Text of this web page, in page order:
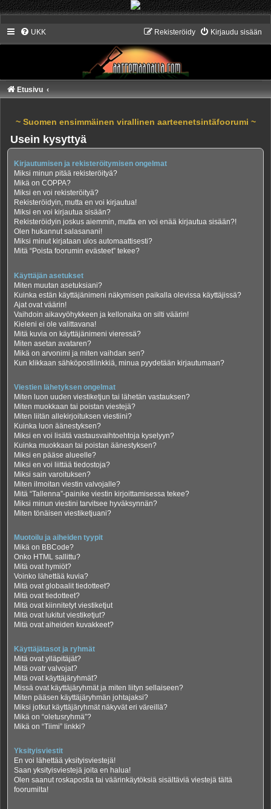
UKK Kirjaudu sisään
Rekisteröidy
Etusivu
~ Suomen ensimmäinen virallinen aarteenetsintäfoorumi ~
Usein kysyttyä
Kirjautumisen ja rekisteröitymisen ongelmat
Miksi minun pitää rekisteröityä?
Mikä on COPPA?
Miksi en voi rekisteröityä?
Rekisteröidyin, mutta en voi kirjautua!
Miksi en voi kirjautua sisään?
Rekisteröidyin joskus aiemmin, mutta en voi enää kirjautua sisään?!
Olen hukannut salasanani!
Miksi minut kirjataan ulos automaattisesti?
Mitä “Poista foorumin evästeet” tekee?
Käyttäjän asetukset
Miten muutan asetuksiani?
Kuinka estän käyttäjänimeni näkymisen paikalla olevissa käyttäjissä?
Ajat ovat väärin!
Vaihdoin aikavyöhykkeen ja kellonaika on silti väärin!
Kieleni ei ole valittavana!
Mitä kuvia on käyttäjänimeni vieressä?
Miten asetan avataren?
Mikä on arvonimi ja miten vaihdan sen?
Kun klikkaan sähköpostilinkkiä, minua pyydetään kirjautumaan?
Viestien lähetyksen ongelmat
Miten luon uuden viestiketjun tai lähetän vastauksen?
Miten muokkaan tai poistan viestejä?
Miten liitän allekirjoituksen viestiini?
Kuinka luon äänestyksen?
Miksi en voi lisätä vastausvaihtoehtoja kyselyyn?
Kuinka muokkaan tai poistan äänestyksen?
Miksi en pääse alueelle?
Miksi en voi liittää tiedostoja?
Miksi sain varoituksen?
Miten ilmoitan viestin valvojalle?
Mitä “Tallenna”-painike viestin kirjoittamisessa tekee?
Miksi minun viestini tarvitsee hyväksynnän?
Miten tönäisen viestiketjuani?
Muotoilu ja aiheiden tyypit
Mikä on BBCode?
Onko HTML sallittu?
Mitä ovat hymiöt?
Voinko lähettää kuvia?
Mitä ovat globaalit tiedotteet?
Mitä ovat tiedotteet?
Mitä ovat kiinnitetyt viestiketjut
Mitä ovat lukitut viestiketjut?
Mitä ovat aiheiden kuvakkeet?
Käyttäjätasot ja ryhmät
Mitä ovat ylläpitäjät?
Mitä ovatr valvojat?
Mitä ovat käyttäjäryhmät?
Missä ovat käyttäjäryhmät ja miten liityn sellaiseen?
Miten pääsen käyttäjäryhmän johtajaksi?
Miksi jotkut käyttäjäryhmät näkyvät eri väreillä?
Mikä on “oletusryhmä”?
Mikä on “Tiimi” linkki?
Yksityisviestit
En voi lähettää yksityisviestejä!
Saan yksityisviestejä joita en halua!
Olen saanut roskapostia tai väärinkäytöksiä sisältäviä viestejä tältä
foorumilta!